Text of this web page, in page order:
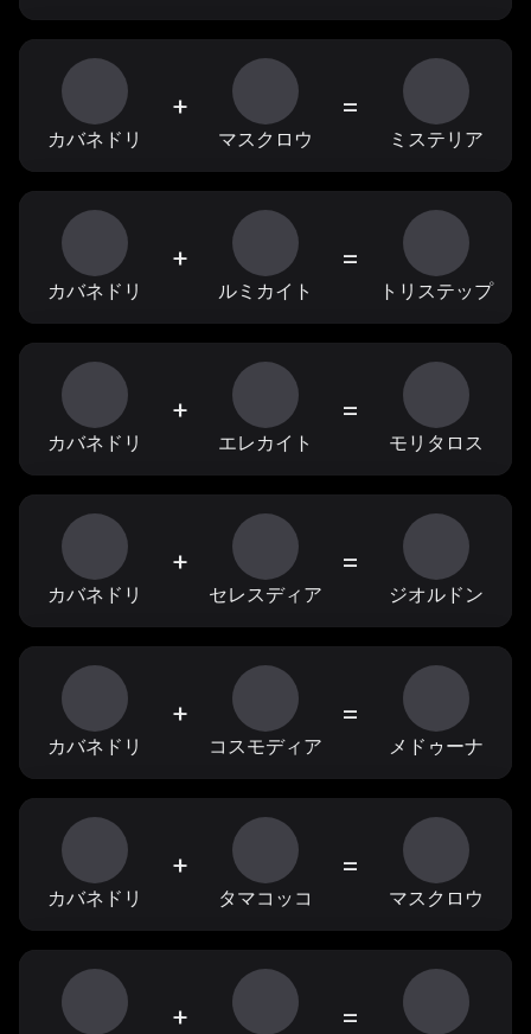
カバネドリ
+
マスクロウ
=
ミステリア
カバネドリ
+
ルミカイト
=
トリステップ
カバネドリ
+
エレカイト
=
モリタロス
カバネドリ
+
セレスディア
=
ジオルドン
カバネドリ
+
コスモディア
=
メドゥーナ
カバネドリ
+
タマコッコ
=
マスクロウ
+ =